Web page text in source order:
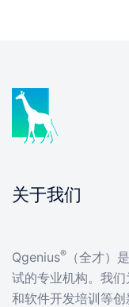
关于我们
Qgenius®
（全才）
试的专业机构。我
和软件开发培训等创